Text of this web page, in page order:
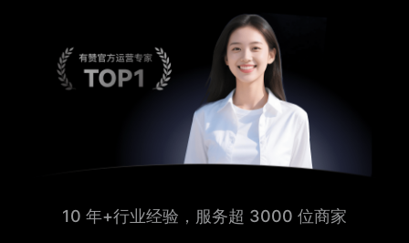
10 年+行业经验，服务超 3000 位商家